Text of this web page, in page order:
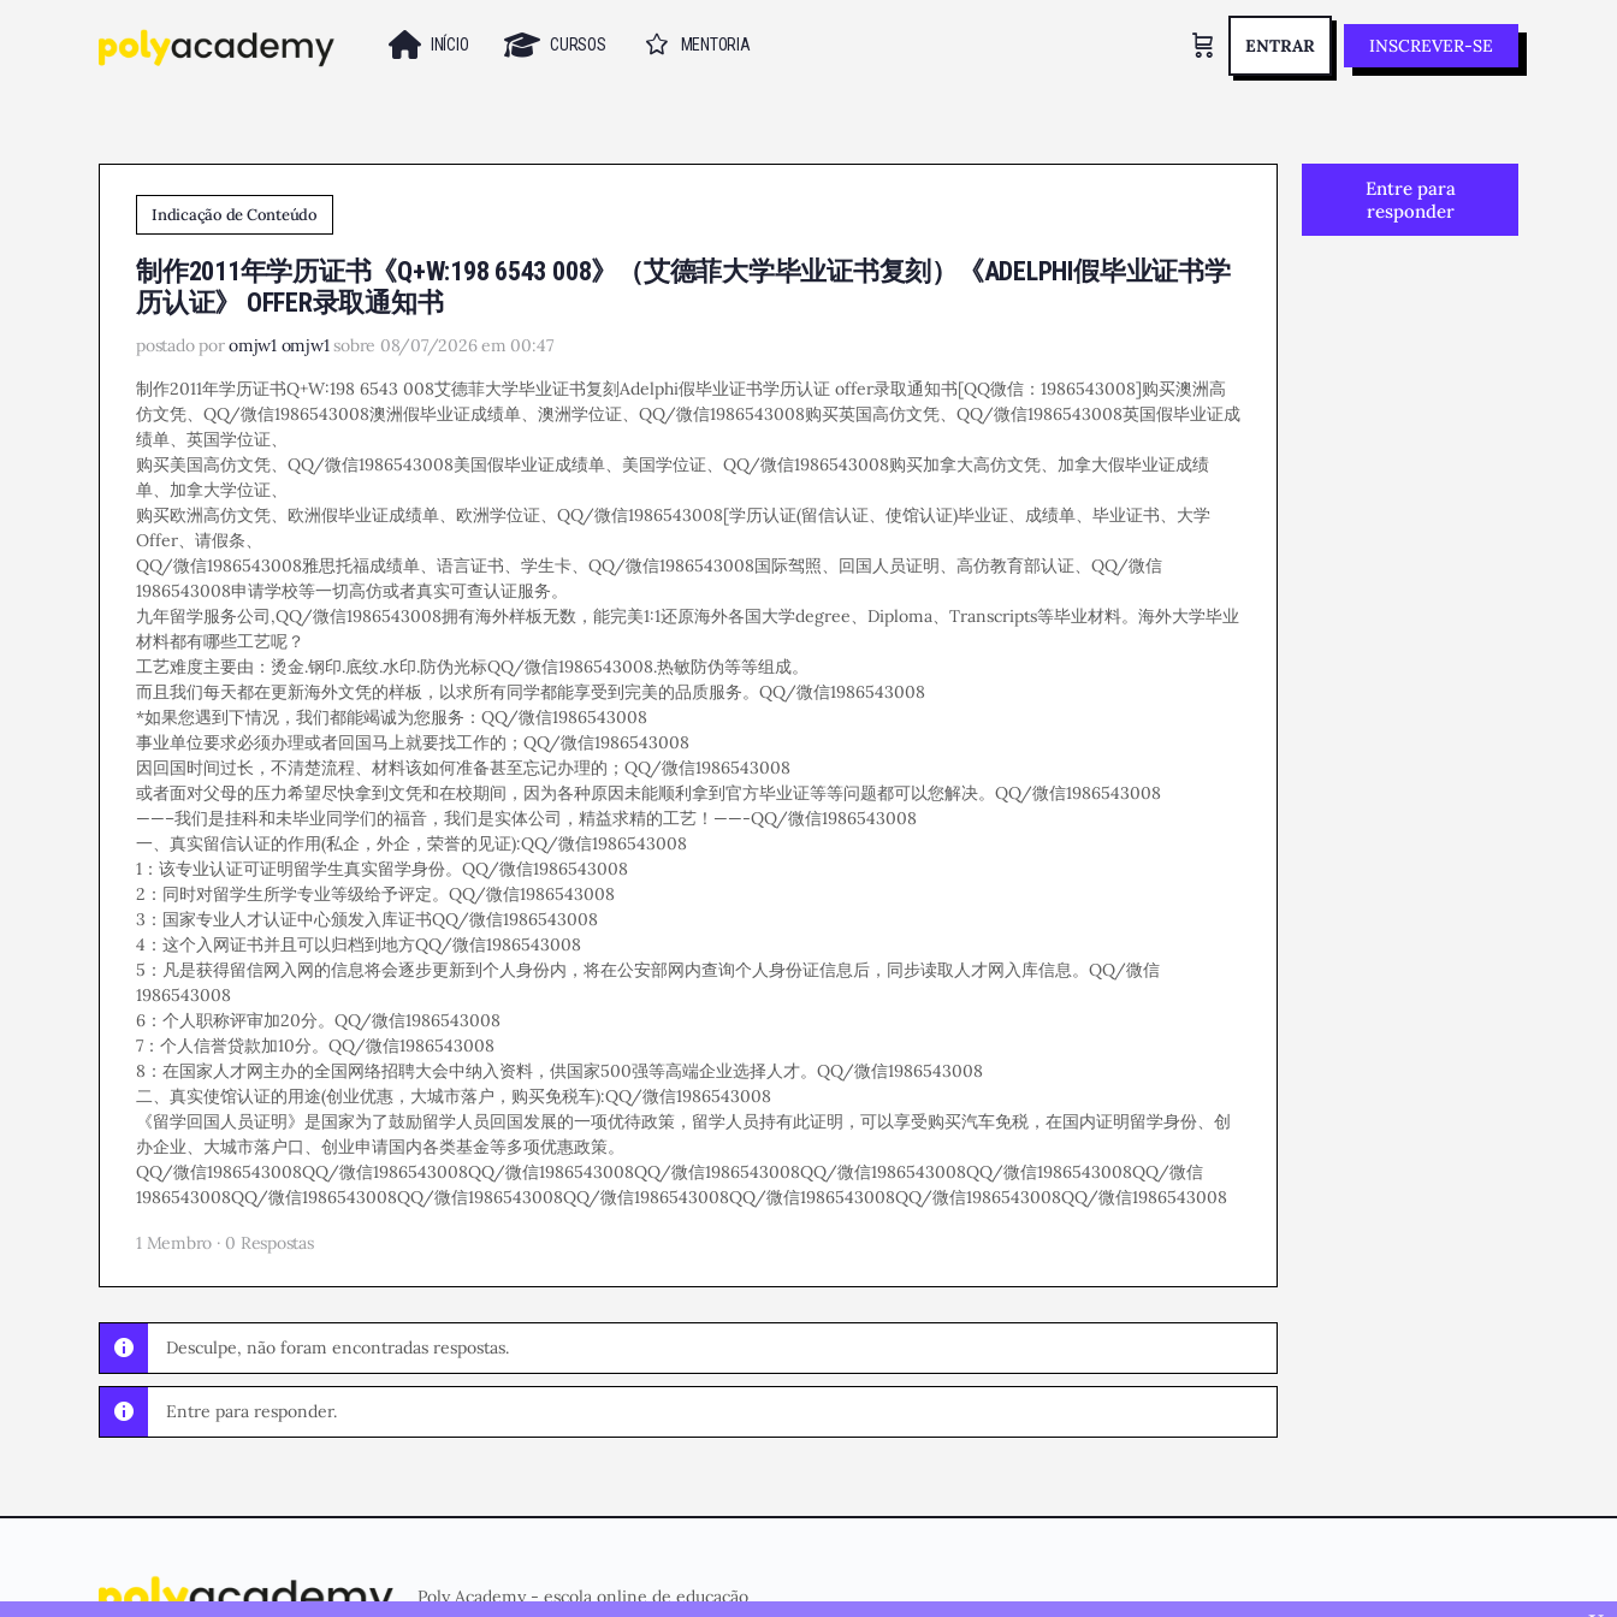
INÍCIO CURSOS MENTORIA ENTRAR INSCREVER-SE
Indicação de Conteúdo
制作2011年学历证书《Q+W:198 6543 008》（艾德菲大学毕业证书复刻）《ADELPHI假毕业证书学
历认证》 OFFER录取通知书
postado poromjw1 omjw1 sobre 08/07/2026 em 00:47
制作2011年学历证书Q+W:198 6543 008艾德菲大学毕业证书复刻Adelphi假毕业证书学历认证 offer录取通知书[QQ微信：1986543008]购买澳洲高
仿文凭、QQ/微信1986543008澳洲假毕业证成绩单、澳洲学位证、QQ/微信1986543008购买英国高仿文凭、QQ/微信1986543008英国假毕业证成
绩单、英国学位证、
购买美国高仿文凭、QQ/微信1986543008美国假毕业证成绩单、美国学位证、QQ/微信1986543008购买加拿大高仿文凭、加拿大假毕业证成绩
单、加拿大学位证、
购买欧洲高仿文凭、欧洲假毕业证成绩单、欧洲学位证、QQ/微信1986543008[学历认证(留信认证、使馆认证)毕业证、成绩单、毕业证书、大学
Offer、请假条、
QQ/微信1986543008雅思托福成绩单、语言证书、学生卡、QQ/微信1986543008国际驾照、回国人员证明、高仿教育部认证、QQ/微信
1986543008申请学校等一切高仿或者真实可查认证服务。
九年留学服务公司,QQ/微信1986543008拥有海外样板无数，能完美1:1还原海外各国大学degree、Diploma、Transcripts等毕业材料。海外大学毕业
材料都有哪些工艺呢？
工艺难度主要由：烫金.钢印.底纹.水印.防伪光标QQ/微信1986543008.热敏防伪等等组成。
而且我们每天都在更新海外文凭的样板，以求所有同学都能享受到完美的品质服务。QQ/微信1986543008
*如果您遇到下情况，我们都能竭诚为您服务：QQ/微信1986543008
事业单位要求必须办理或者回国马上就要找工作的；QQ/微信1986543008
因回国时间过长，不清楚流程、材料该如何准备甚至忘记办理的；QQ/微信1986543008
或者面对父母的压力希望尽快拿到文凭和在校期间，因为各种原因未能顺利拿到官方毕业证等等问题都可以您解决。QQ/微信1986543008
——–我们是挂科和未毕业同学们的福音，我们是实体公司，精益求精的工艺！——-QQ/微信1986543008
一、真实留信认证的作用(私企，外企，荣誉的见证):QQ/微信1986543008
1：该专业认证可证明留学生真实留学身份。QQ/微信1986543008
2：同时对留学生所学专业等级给予评定。QQ/微信1986543008
3：国家专业人才认证中心颁发入库证书QQ/微信1986543008
4：这个入网证书并且可以归档到地方QQ/微信1986543008
5：凡是获得留信网入网的信息将会逐步更新到个人身份内，将在公安部网内查询个人身份证信息后，同步读取人才网入库信息。QQ/微信
1986543008
6：个人职称评审加20分。QQ/微信1986543008
7：个人信誉贷款加10分。QQ/微信1986543008
8：在国家人才网主办的全国网络招聘大会中纳入资料，供国家500强等高端企业选择人才。QQ/微信1986543008
二、真实使馆认证的用途(创业优惠，大城市落户，购买免税车):QQ/微信1986543008
《留学回国人员证明》是国家为了鼓励留学人员回国发展的一项优待政策，留学人员持有此证明，可以享受购买汽车免税，在国内证明留学身份、创
办企业、大城市落户口、创业申请国内各类基金等多项优惠政策。
QQ/微信1986543008QQ/微信1986543008QQ/微信1986543008QQ/微信1986543008QQ/微信1986543008QQ/微信1986543008QQ/微信
1986543008QQ/微信1986543008QQ/微信1986543008QQ/微信1986543008QQ/微信1986543008QQ/微信1986543008QQ/微信1986543008
1 Membro · 0 Respostas
Desculpe, não foram encontradas respostas.
Entre para responder.
Entre para
responder
Poly Academy - escola online de educação